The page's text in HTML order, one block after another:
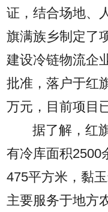
证，结合场地、
旗满族乡制定了
建设冷链物流企
批准，落户于红
万元，目前项目
据了解，红
有冷库面积2500
475平方米，黏
主要服务于地方